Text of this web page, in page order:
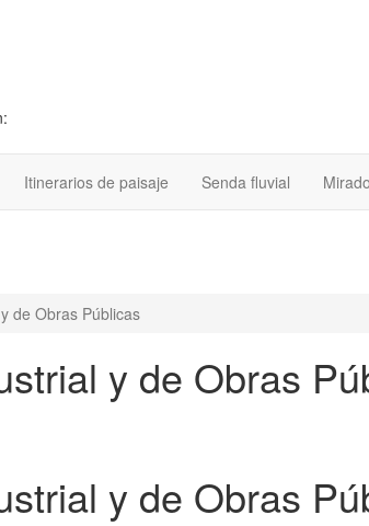
Itinerarios de paisaje Senda fluvial
de Obras Públicas
y de Obras
y de Obras